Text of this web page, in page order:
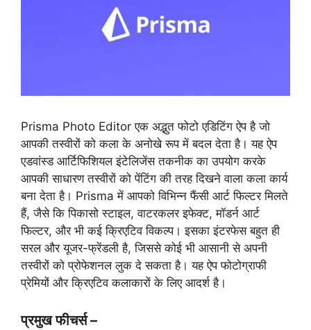
Prisma Photo Editor एक अद्भुत फोटो एडिटिंग ऐप है जो
आपकी तस्वीरों को कला के अनोखे रूप में बदल देता है। यह ऐप
एडवांस्ड आर्टिफिशियल इंटेलिजेंस तकनीक का उपयोग करके
आपकी साधारण तस्वीरों को पेंटिंग की तरह दिखने वाला कला कार्य
बना देता है। Prisma में आपको विभिन्न फैंसी आर्ट फिल्टर मिलते
हैं, जैसे कि पिकासो स्टाइल, वाटरकलर इफेक्ट, मॉडर्न आर्ट
फिल्टर, और भी कई क्रिएटिव विकल्प। इसका इंटरफेस बहुत ही
सरल और यूजर-फ्रेंडली है, जिससे कोई भी आसानी से अपनी
तस्वीरों को प्रोफेशनल लुक दे सकता है। यह ऐप फोटोग्राफी
प्रेमियों और क्रिएटिव कलाकारों के लिए आदर्श है।
प्रमुख फीचर्स –